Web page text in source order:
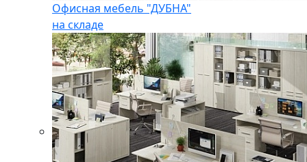
Офисная мебель "ДУБНА"
на складе